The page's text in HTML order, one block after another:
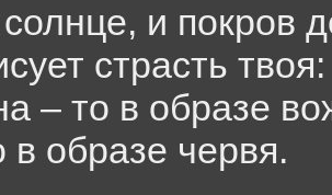
и покров
страсть твоя:
– то в образе
в образе червя.